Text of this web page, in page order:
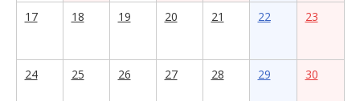
17
18 19 20 21 22 23
24 25 26 27 28 29 30